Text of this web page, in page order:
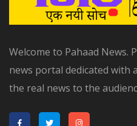
Welcome to Pahaad News.
news portal dedicated with
the real news to the